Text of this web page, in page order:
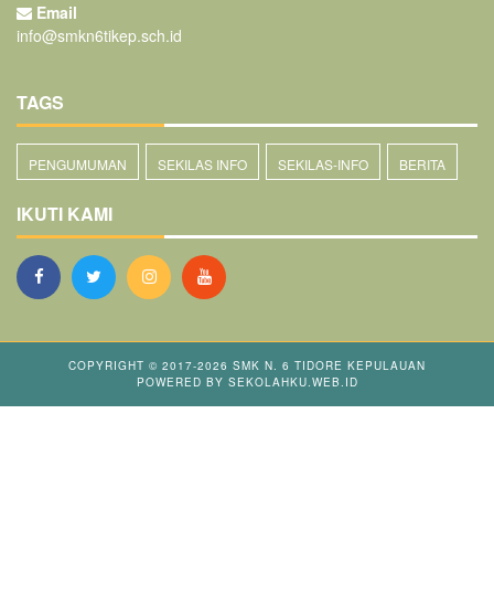
Email
info@smkn6tikep.sch.id
TAGS
PENGUMUMAN SEKILAS INFO SEKILAS-INFO BERITA
IKUTI KAMI
COPYRIGHT © 2017-2026 SMK N. 6 TIDORE KEPULAUAN
POWERED BY SEKOLAHKU.WEB.ID